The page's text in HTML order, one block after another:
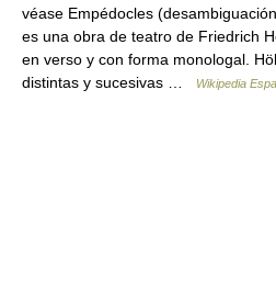
véase Empédocles
es una obra de teatro de Friedrich
en verso y con forma monologal.
distintas y sucesivas …
Wikipedia